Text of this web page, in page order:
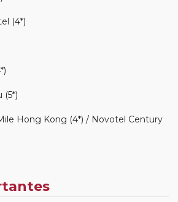
(4*)
(5*)
Hong Kong (4*) / Novotel Century